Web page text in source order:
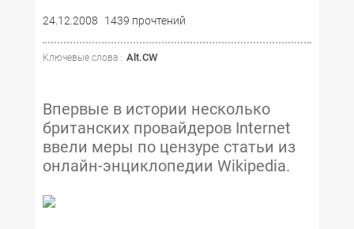
24.12.2008 1439 прочтений
Ключевые слова : Alt.CW
Впервые в истории несколько
британских провайдеров Internet
ввели меры по цензуре статьи из
онлайн-энциклопедии Wikipedia.